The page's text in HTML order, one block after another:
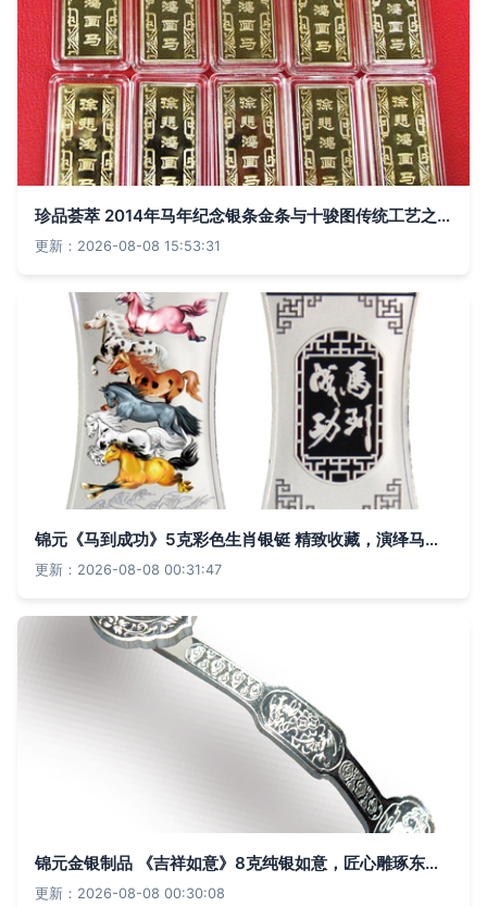
珍品荟萃 2014年马年纪念银条金条与十骏图传统工艺之美
更新：2026-08-08 15:53:31
锦元《马到成功》5克彩色生肖银铤 精致收藏，演绎马年祥瑞
更新：2026-08-08 00:31:47
锦元金银制品 《吉祥如意》8克纯银如意，匠心雕琢东方美学
更新：2026-08-08 00:30:08